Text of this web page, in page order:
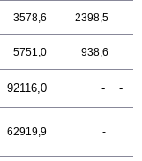
3578,6 2398,5
5751,0 938,6
92116,0 - -
62919,9 -